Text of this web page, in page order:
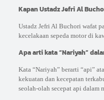
Kapan Ustadz Jefri Al
Ustadz Jefri Al Buchori wafat
kecelakaan sepeda motor di
Apa arti kata “Nariyah”
Kata “Nariyah” berarti “api”
kekuatan dan kecepatan
seolah-olah secepat api dalam